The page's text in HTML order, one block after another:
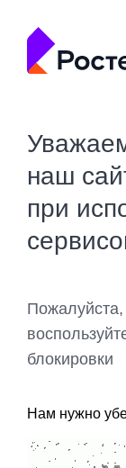
наш
при
блокировки
Нам нужно